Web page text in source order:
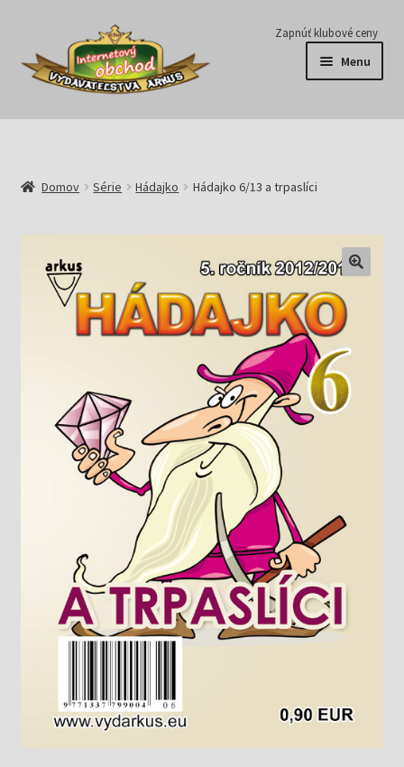
Preskočiť
navigáciu
Preskočiť
obsah
Zapnúť klubové ceny
Menu
Série
Predplatné
Pripravujeme
Knižný klub
Kontakt
Domov Série Hádajko Hádajko 6/13 a trpaslíci